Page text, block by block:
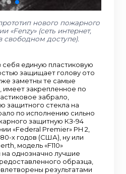
нового пожарного
«Fenzy» (сеть интернет,
свободном доступе).
единую пластиковую
защищает голову ото
заметны те самые
закрепленное по
забрало,
защитного стекла на
по исполнению сильно
защитную КЗ-94
«Federal Premier» PH 2,
х годов (США), ну или
модель «F110»
однозначно лучшие
образца,
результатами